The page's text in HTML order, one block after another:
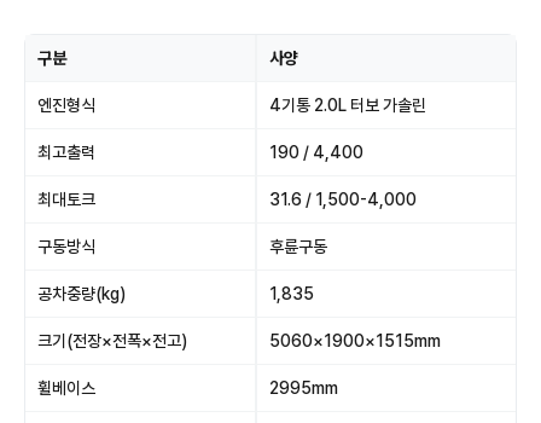
구분 사양
엔진형식 4기통 2.0L 터보 가솔린
최고출력 190 / 4,400
최대토크 31.6 / 1,500-4,000
구동방식 후륜구동
공차중량(kg) 1,835
크기(전장×전폭×전고) 5060×1900×1515mm
휠베이스 2995mm